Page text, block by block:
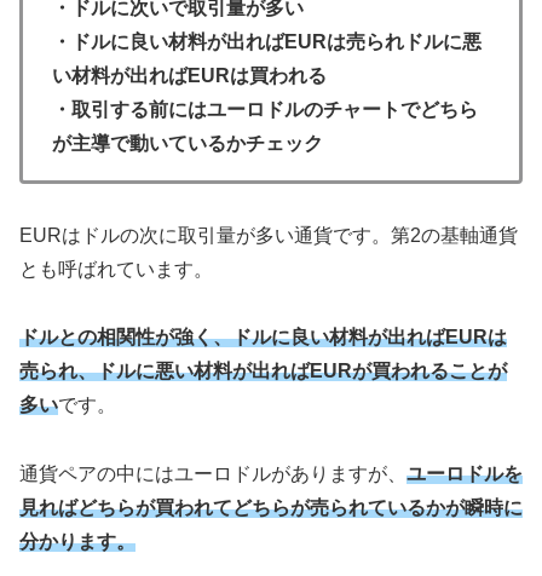
・ドルに次いで取引量が多い
・ドルに良い材料が出ればEURは売られドルに悪
い材料が出ればEURは買われる
・取引する前にはユーロドルのチャートでどちら
が主導で動いているかチェック
EURはドルの次に取引量が多い通貨です。第2の基軸通貨
とも呼ばれています。
ドルとの相関性が強く、ドルに良い材料が出ればEURは
売られ、ドルに悪い材料が出ればEURが買われることが
多いです。
通貨ペアの中にはユーロドルがありますが、 ユーロドルを
見ればどちらが買われてどちらが売られているかが瞬時に
分かります。